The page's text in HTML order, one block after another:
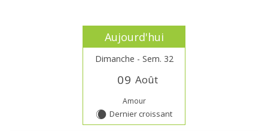
Aujourd'hui
Dimanche - Sem. 32
09 Août
Amour
X Dernier croissant